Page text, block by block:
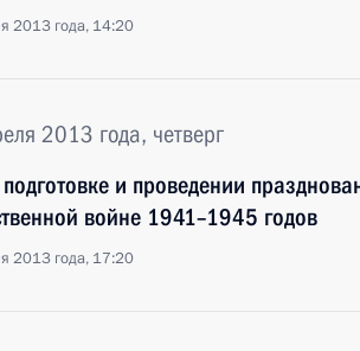
2013 года, 14:20
2013 года, четверг
и проведении
войне 1941–1945 годов
2013 года, 17:20